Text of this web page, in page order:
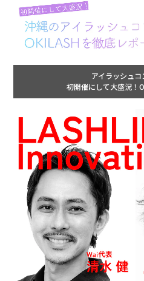
アイラッシュ
初開催にして大盛況！